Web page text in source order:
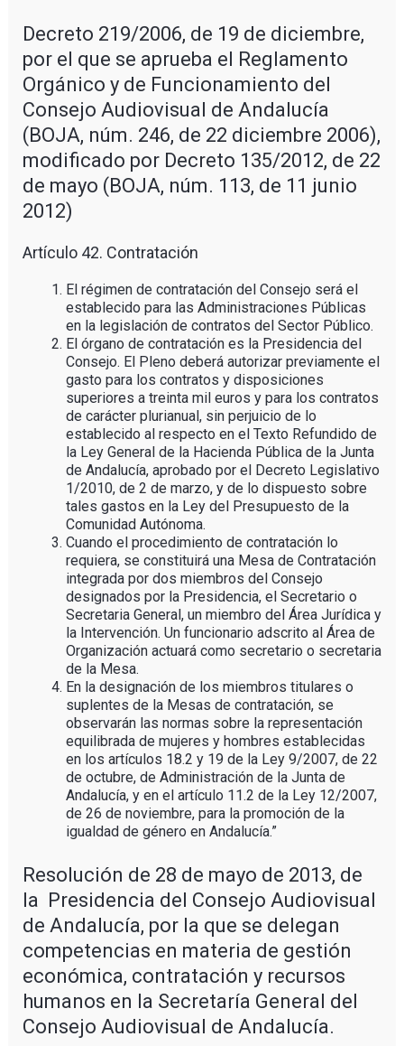
Decreto 219/2006, de 19 de diciembre,
por el que se aprueba el Reglamento
Orgánico y de Funcionamiento del
Consejo Audiovisual de Andalucía
(BOJA, núm. 246, de 22 diciembre 2006),
modificado por Decreto 135/2012, de 22
de mayo (BOJA, núm. 113, de 11 junio
2012)
Artículo 42. Contratación
El régimen de contratación del Consejo será el
establecido para las Administraciones Públicas
en la legislación de contratos del Sector Público.
El órgano de contratación es la Presidencia del
Consejo. El Pleno deberá autorizar previamente el
gasto para los contratos y disposiciones
superiores a treinta mil euros y para los contratos
de carácter plurianual, sin perjuicio de lo
establecido al respecto en el Texto Refundido de
la Ley General de la Hacienda Pública de la Junta
de Andalucía, aprobado por el Decreto Legislativo
1/2010, de 2 de marzo, y de lo dispuesto sobre
tales gastos en la Ley del Presupuesto de la
Comunidad Autónoma.
Cuando el procedimiento de contratación lo
requiera, se constituirá una Mesa de Contratación
integrada por dos miembros del Consejo
designados por la Presidencia, el Secretario o
Secretaria General, un miembro del Área Jurídica y
la Intervención. Un funcionario adscrito al Área de
Organización actuará como secretario o secretaria
de la Mesa.
En la designación de los miembros titulares o
suplentes de la Mesas de contratación, se
observarán las normas sobre la representación
equilibrada de mujeres y hombres establecidas
en los artículos 18.2 y 19 de la Ley 9/2007, de 22
de octubre, de Administración de la Junta de
Andalucía, y en el artículo 11.2 de la Ley 12/2007,
de 26 de noviembre, para la promoción de la
igualdad de género en Andalucía.”
Resolución de 28 de mayo de 2013, de
la Presidencia del Consejo Audiovisual
de Andalucía, por la que se delegan
competencias en materia de gestión
económica, contratación y recursos
humanos en la Secretaría General del
Consejo Audiovisual de Andalucía.